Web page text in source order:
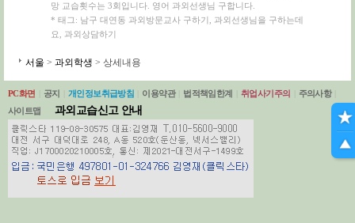
망 교습횟수는 3회입니다. 영어 과외선생님 구합니다.
* 태그: 남구 대연동 과외방문교사 구하기, 과외선생님을 구하는데
요, 과외상담하기
서울 > 과외학생 > 상세내용
PC화면 공지 개인정보취급방침 이용약관 법적책임한계 취업사기주의 주의사항
사이트맵
과외교습신고 안내